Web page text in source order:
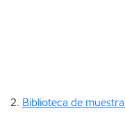
Biblioteca de